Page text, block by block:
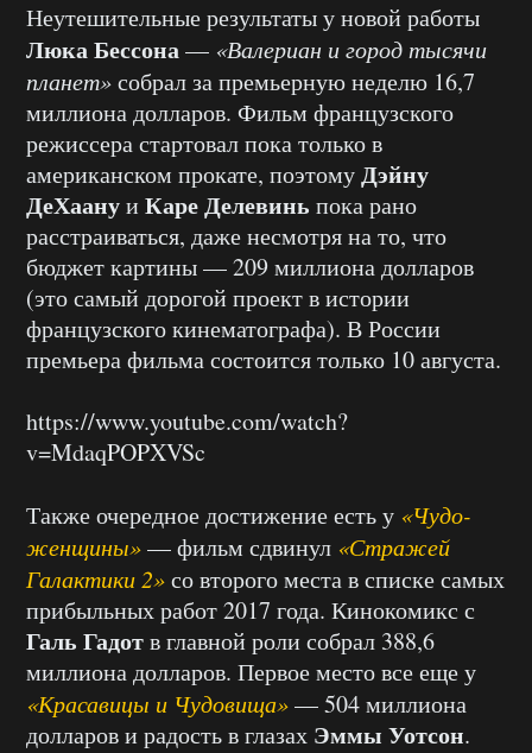
Неутешительные результаты у новой работы
Люка Бессона— «Валериан и город тысячи
планет»собрал за премьерную неделю 16,7
миллиона долларов. Фильм французского
режиссера стартовал пока только в
американском прокате, поэтомуДэйну
ДеХаануи Каре Делевинь пока рано
расстраиваться, даже несмотря на то, что
бюджет картины — 209 миллиона долларов
(это самый дорогой проект в истории
французского кинематографа). В России
премьера фильма состоится только 10 августа.
https://www.youtube.com/watch?
v=MdaqPOPXVSc
Также очередное достижение есть у «Чудо-
женщины»— фильм сдвинул «Стражей
Галактики 2»со второго места в списке самых
прибыльных работ 2017 года. Кинокомикс с
Галь Гадотв главной роли собрал 388,6
миллиона долларов. Первое место все еще у
«Красавицы и Чудовища»— 504 миллиона
долларов и радость в глазах Эммы Уотсон.